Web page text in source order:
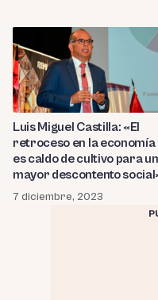
Luis Miguel Castilla: «El
retroceso en la economía
es caldo de cultivo para un
mayor descontento
7 diciembre, 2023